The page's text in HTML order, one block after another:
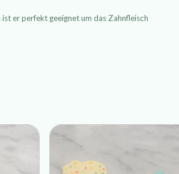
er perfekt geeignet um das Zahnfleisch